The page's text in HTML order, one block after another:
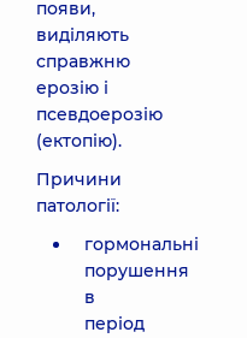
появи,
виділяють
справжню
ерозію і
псевдоерозію
(ектопію).
Причини
патології:
гормональні
порушення
в
період